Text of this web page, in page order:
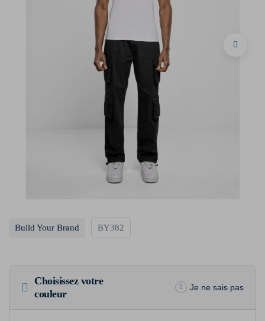
Build Your Brand BY382
Choisissez votre
couleur
Je ne sais pas